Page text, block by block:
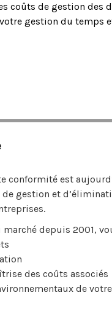
coûts de gestion des
gestion du temps
conformité est
gestion et
depuis 2001,
des coûts associés
de